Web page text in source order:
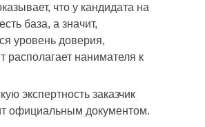
база, а значит,
уровень доверия,
располагает нанимателя к
официальным документом.